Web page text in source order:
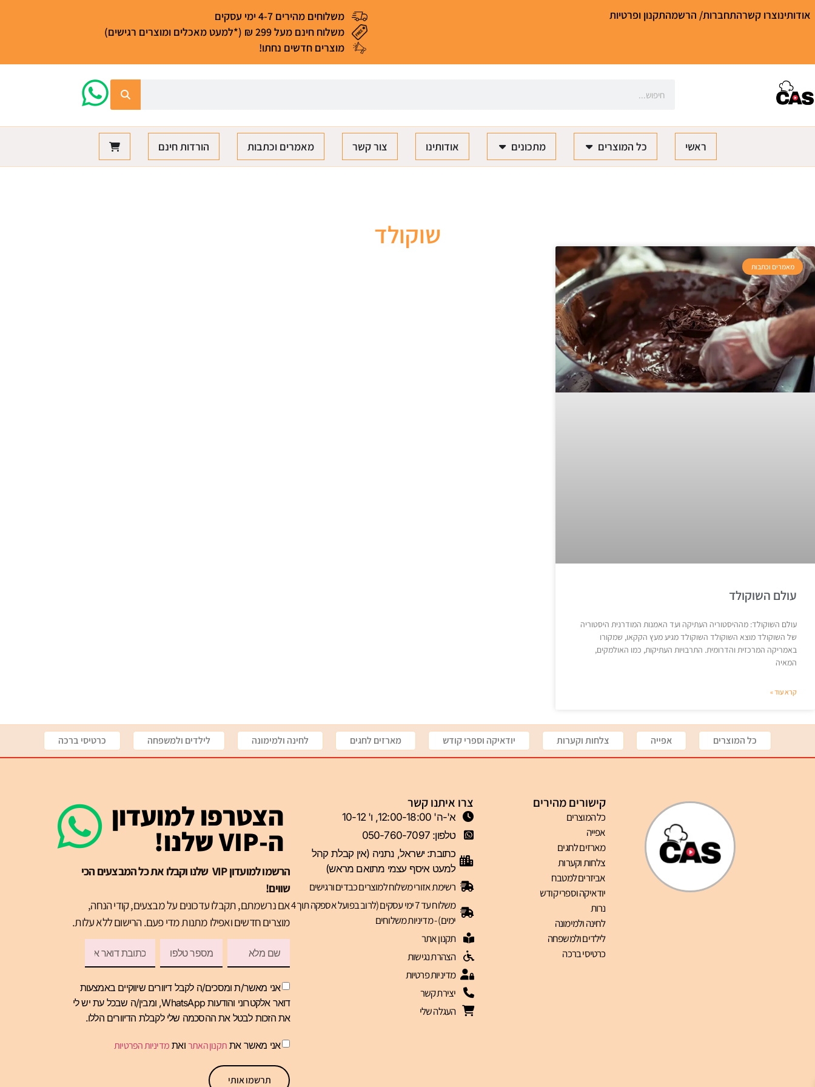
אודותינוצרו קשרהתחברות/ הרשמהתקנון ופרטיות
משלוחים מהירים 4-7 ימי עסקים
משלוח חינם מעל 299 ₪ (*למעט מאכלים ומוצרים רגישים)
מוצרים חדשים נחתו!
ראשי כל המוצרים מתכונים אודותינו צור קשר מאמרים וכתבות הורדות חינם
שוקולד
מאמרים וכתבות
עולם השוקולד
עולם השוקולד: מההיסטוריה העתיקה ועד האמנות המודרנית היסטוריה
של השוקולד מוצא השוקולד השוקולד מגיע מעץ הקקאו, שמקורו
באמריקה המרכזית והדרומית. התרבויות העתיקות, כמו האולמקים,
המאיה
קרא עוד »
כל המוצרים אפייה צלחות וקערות יודאיקה וספרי קודש מארזים לחגים לחינה ולמימונה לילדים ולמשפחה כרטיסי ברכה
קישורים מהירים
כל המוצרים
אפייה
מארזים לחגים
צלחות וקערות
אביזרים למטבח
יודאיקה וספרי קודש
נרות
לחינה ולמימונה
לילדים ולמשפחה
כרטיסי ברכה
צרו איתנו קשר
א'-ה' 12:00-18:00, ו' 10-12
טלפון: 050-760-7097
כתובת: ישראל, נתניה (אין קבלת קהל
למעט איסף עצמי מתואם מראש)
רשימת אזורי משלוח למוצרים כבדים ורגישים
משלוח עד 7 ימי עסקים (לרוב בפועל אספקה תוך 4
ימים) - מדיניות משלוחים
תקנון אתר
הצהרת נגישות
מדיניות פרטיות
יצירת קשר
העגלה שלי
הצטרפו למועדון
ה-VIP שלנו!
הרשמו למועדון VIP שלנו וקבלו את כל המבצעים הכי
שווים!
אם נרשמתם, תקבלו עדכונים על מבצעים, קודי הנחה,
מוצרים חדשים ואפילו מתנות מדי פעם. הרישום ללא עלות.
אני מאשר/ת ומסכים/ה לקבל דיוורים שיווקיים באמצעות
דואר אלקטרוני והודעות WhatsApp, ומבין/ה שבכל עת יש לי
את הזכות לבטל את ההסכמה שלי לקבלת הדיוורים הללו.
אני מאשר את תקנון האתרואת מדיניות הפרטיות
תרשמו אותי